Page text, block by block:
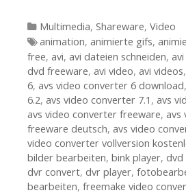
Kategorien
Multimedia, Shareware, Video
Tags
animation, animierte gifs,
free, avi, avi dateien schneiden,
dvd freeware, avi video, avi videos,
6, avs video converter 6 download,
6.2, avs video converter 7.1 , avs
avs video converter freeware, avs
freeware deutsch, avs video
video converter vollversion
bilder bearbeiten, bink player, dvd
dvr convert, dvr player,
bearbeiten, freemake video